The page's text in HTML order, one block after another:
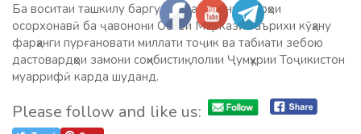
Ба воситаи ташкилу баргузор намудани сайрҳои
осорхонавӣ ба ҷавонони Осиёи Марказӣ таърихи кӯҳану
фарҳанги пурғановати миллати тоҷик ва табиати зебою
дастовардҳои замони соҳибистиқлолии Ҷумҳурии Тоҷикистон
муаррифӣ карда шуданд.
Please follow and like us: